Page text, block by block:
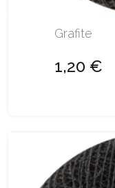
Grafite
1,20 €